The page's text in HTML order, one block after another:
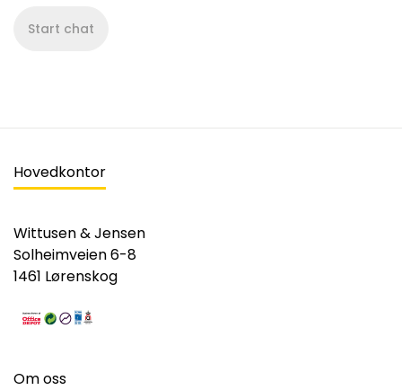
Start chat
Hovedkontor
Wittusen & Jensen
Solheimveien 6-8
1461 Lørenskog
Om oss